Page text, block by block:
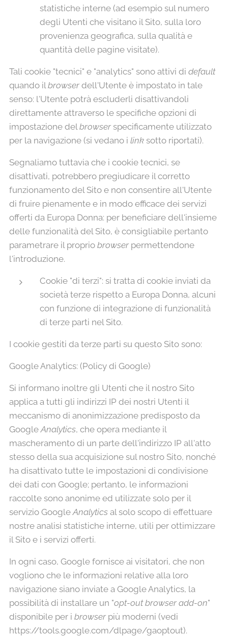
statistiche interne (ad esempio sul numero
degli Utenti che visitano il Sito, sulla loro
provenienza geografica, sulla qualità e
quantità delle pagine visitate).
Tali cookie "tecnici" e "analytics" sono attivi di default
quando ilbrowser dell'Utente è impostato in tale
senso: l'Utente potrà escluderli disattivandoli
direttamente attraverso le specifiche opzioni di
impostazione delbrowser specificamente utilizzato
per la navigazione (si vedano i link sotto riportati).
Segnaliamo tuttavia che i cookie tecnici, se
disattivati, potrebbero pregiudicare il corretto
funzionamento del Sito e non consentire all'Utente
di fruire pienamente e in modo efficace dei servizi
offerti da Europa Donna: per beneficiare dell'insieme
delle funzionalità del Sito, è consigliabile pertanto
parametrare il proprio browser permettendone
l'introduzione.
Cookie "di terzi": si tratta di cookie inviati da
società terze rispetto a Europa Donna, alcuni
con funzione di integrazione di funzionalità
di terze parti nel Sito.
I cookie gestiti da terze parti su questo Sito sono:
Google Analytics: (Policy di Google)
Si informano inoltre gli Utenti che il nostro Sito
applica a tutti gli indirizzi IP dei nostri Utenti il
meccanismo di anonimizzazione predisposto da
GoogleAnalytics, che opera mediante il
mascheramento di un parte dell'indirizzo IP all'atto
stesso della sua acquisizione sul nostro Sito, nonché
ha disattivato tutte le impostazioni di condivisione
dei dati con Google; pertanto, le informazioni
raccolte sono anonime ed utilizzate solo per il
servizio GoogleAnalytics al solo scopo di effettuare
nostre analisi statistiche interne, utili per ottimizzare
il Sito e i servizi offerti.
In ogni caso, Google fornisce ai visitatori, che non
vogliono che le informazioni relative alla loro
navigazione siano inviate a Google Analytics, la
possibilità di installare un "opt-out browser add-on"
disponibile per i browser più moderni (vedi
https://tools.google.com/dlpage/gaoptout).